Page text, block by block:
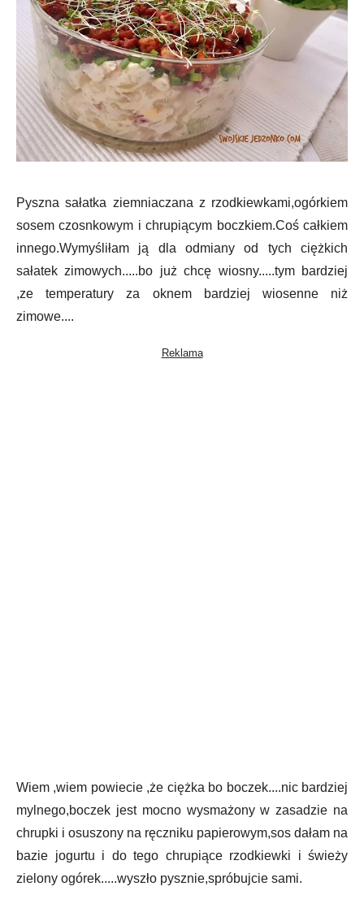
Pyszna sałatka ziemniaczana z rzodkiewkami,ogórkiem
sosem czosnkowym i chrupiącym boczkiem.Coś całkiem
innego.Wymyśliłam ją dla odmiany od tych ciężkich
sałatek zimowych.....bo już chcę wiosny.....tym bardziej
,ze temperatury za oknem bardziej wiosenne niż
zimowe....
Wiem ,wiem powiecie ,że ciężka bo boczek....nic bardziej
mylnego,boczek jest mocno wysmażony w zasadzie na
chrupki i osuszony na ręczniku papierowym,sos dałam na
bazie jogurtu i do tego chrupiące rzodkiewki i świeży
zielony ogórek.....wyszło pysznie,spróbujcie sami.